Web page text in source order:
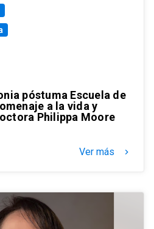
póstuma Escuela de
a la vida y
Philippa Moore
Ver más keyboard_arrow_right